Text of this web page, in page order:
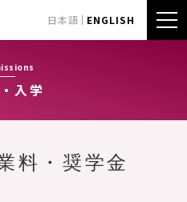
日本語 ENGLISH
入学
料・奨学金